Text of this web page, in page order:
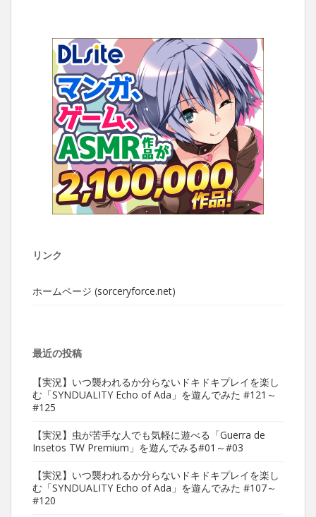
リンク
ホームページ (sorceryforce.net)
最近の投稿
【実況】いつ襲われるか分らないドキドキプレイを楽し
む「SYNDUALITY Echo of Ada」を遊んでみた #121～
#125
【実況】虫が苦手な人でも気軽に遊べる「Guerra de
Insetos TW Premium」を遊んでみる#01～#03
【実況】いつ襲われるか分らないドキドキプレイを楽し
む「SYNDUALITY Echo of Ada」を遊んでみた #107～
#120